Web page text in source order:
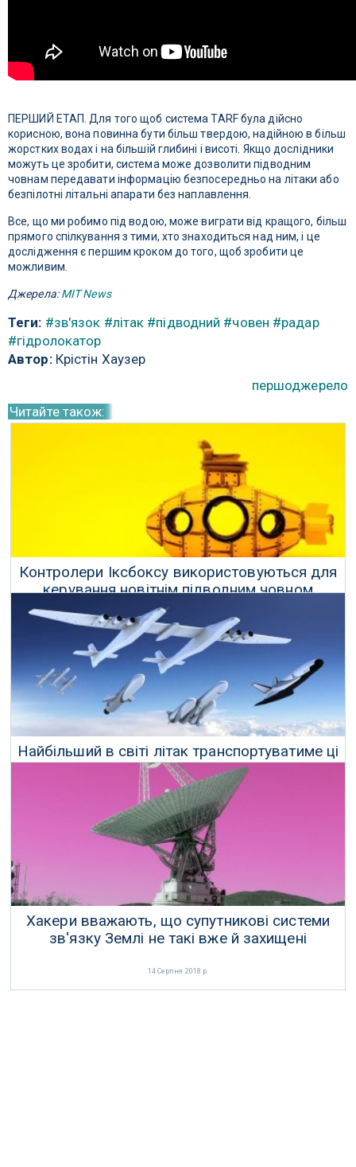
ПЕРШИЙ ЕТАП. Для того щоб система TARF була дійсно
корисною, вона повинна бути більш твердою, надійною в більш
жорстких водах і на більшій глибині і висоті. Якщо дослідники
можуть це зробити, система може дозволити підводним
човнам передавати інформацію безпосередньо на літаки або
безпілотні літальні апарати без наплавлення.
Все, що ми робимо під водою, може виграти від кращого, більш
прямого спілкування з тими, хто знаходиться над ним, і це
дослідження є першим кроком до того, щоб зробити це
можливим.
Джерела:MIT News
Теги: #зв'язок #літак #підводний #човен #радар
#гідролокатор
Автор:Крістін Хаузер
першоджерело
Читайте також:
Контролери Іксбоксу використовуються для
керування новітнім підводним човном
20 Березня 2018 р.
Найбільший в світі літак транспортуватиме ці
чотири ракети-носії
24 Серпня 2018 р.
Хакери вважають, що супутникові системи
зв'язку Землі не такі вже й захищені
14 Серпня 2018 р.